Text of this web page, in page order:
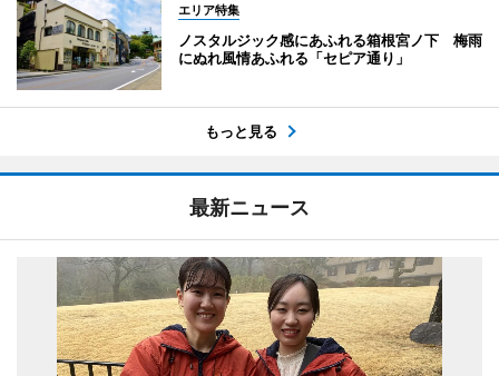
エリア特集
ノスタルジック感にあふれる箱根宮ノ下 梅雨
にぬれ風情あふれる「セピア通り」
もっと見る
最新ニュース